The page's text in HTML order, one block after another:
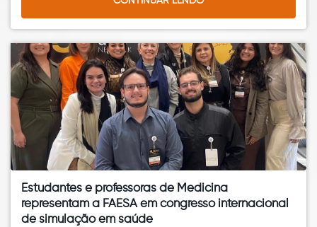
Estudantes e professoras de Medicina
representam a FAESA em congresso internacional
de simulação em saúde